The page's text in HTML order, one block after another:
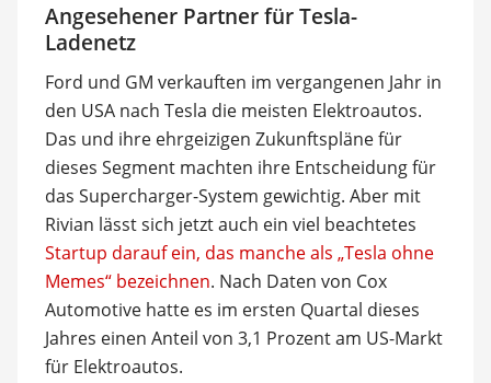
Angesehener Partner für Tesla-
Ladenetz
Ford und GM verkauften im vergangenen Jahr in
den USA nach Tesla die meisten Elektroautos.
Das und ihre ehrgeizigen Zukunftspläne für
dieses Segment machten ihre Entscheidung für
das Supercharger-System gewichtig. Aber mit
Rivian lässt sich jetzt auch ein viel beachtetes
Startup darauf ein, das manche als „Tesla ohne
Memes“ bezeichnen. Nach Daten von Cox
Automotive hatte es im ersten Quartal dieses
Jahres einen Anteil von 3,1 Prozent am US-Markt
für Elektroautos.